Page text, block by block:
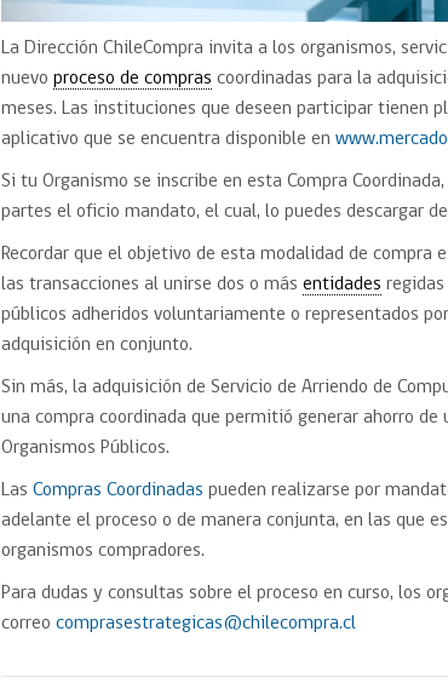
La Dirección ChileCompra invita a los organismos,
nuevoproceso de compras coordinadas para la
meses. Las instituciones que deseen participar tienen
aplicativo que se encuentra disponible en
Si tu Organismo se inscribe en esta Compra
partes el oficio mandato, el cual, lo puedes descargar
Recordar que el objetivo de esta modalidad de compra
las transacciones al unirse dos o másentidades regidas
públicos adheridos voluntariamente o representados
adquisición en conjunto.
Sin más, la adquisición de Servicio de Arriendo de
una compra coordinada que permitió generar ahorro
Organismos Públicos.
LasCompras Coordinadas pueden realizarse por
adelante el proceso o de manera conjunta, en las que
organismos compradores.
Para dudas y consultas sobre el proceso en curso, los
correocomprasestrategicas@chilecompra.cl